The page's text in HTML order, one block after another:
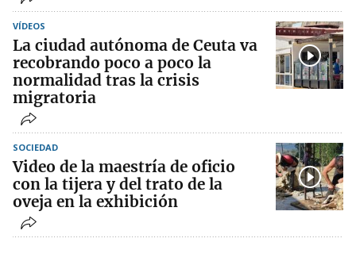
VÍDEOS
La ciudad autónoma de Ceuta va
recobrando poco a poco la
normalidad tras la crisis
migratoria
SOCIEDAD
Video de la maestría de oficio
con la tijera y del trato de la
oveja en la exhibición